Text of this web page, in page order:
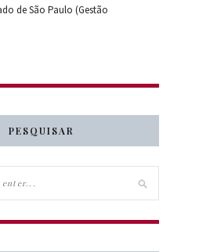
de São Paulo (Gestão
PESQUISAR